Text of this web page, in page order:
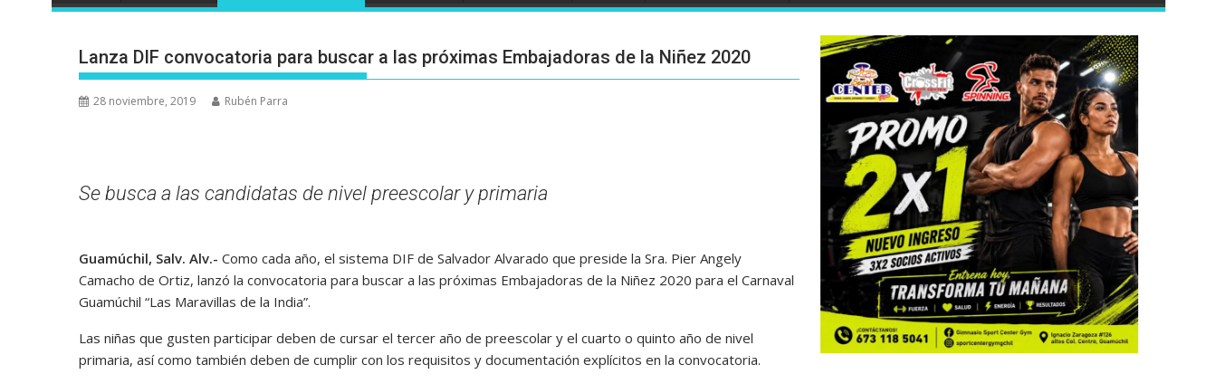
Lanza DIF convocatoria para buscar a las próximas Embajadoras de la Niñez 2020
28 noviembre, 2019 Rubén Parra
Se busca a las candidatas de nivel preescolar y primaria
Guamúchil, Salv. Alv.- Como cada año, el sistema DIF de Salvador Alvarado que preside la Sra. Pier Angely
Camacho de Ortiz, lanzó la convocatoria para buscar a las próximas Embajadoras de la Niñez 2020 para el Carnaval
Guamúchil “Las Maravillas de la India”.
Las niñas que gusten participar deben de cursar el tercer año de preescolar y el cuarto o quinto año de nivel
primaria, así como también deben de cumplir con los requisitos y documentación explícitos en la convocatoria.